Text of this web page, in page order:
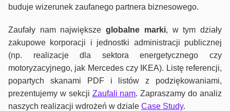
buduje wizerunek zaufanego partnera biznesowego.
Zaufały nam największeglobalne marki, w tym działy
zakupowe korporacji i jednostki administracji publicznej
(np. realizacje dla sektora energetycznego czy
motoryzacyjnego, jak Mercedes czy IKEA). Listę referencji,
popartych skanami PDF i listów z podziękowaniami,
prezentujemy w sekcji Zaufali nam. Zapraszamy do analiz
naszych realizacji wdrożeń w dziale Case Study.